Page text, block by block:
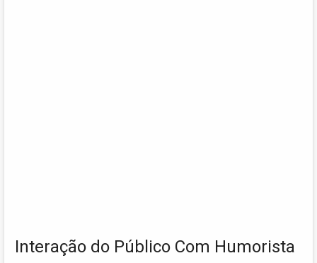
Interação do Público Com Humorista